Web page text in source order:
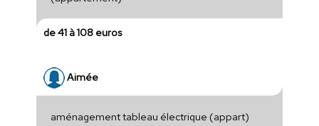
de 41 à 108 euros
Aimée
aménagement tableau électrique (appart)